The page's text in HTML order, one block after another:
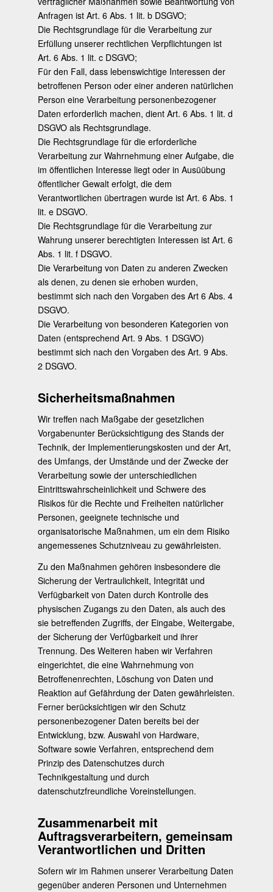
Anfragen ist Art. 6 Abs. 1 lit. b DSGVO;
Die Rechtsgrundlage für die Verarbeitung zur
Erfüllung unserer rechtlichen Verpflichtungen ist
Art. 6 Abs. 1 lit. c DSGVO;
Für den Fall, dass lebenswichtige Interessen der
betroffenen Person oder einer anderen natürlichen
Person eine Verarbeitung personenbezogener
Daten erforderlich machen, dient Art. 6 Abs. 1 lit. d
DSGVO als Rechtsgrundlage.
Die Rechtsgrundlage für die erforderliche
Verarbeitung zur Wahrnehmung einer Aufgabe, die
im öffentlichen Interesse liegt oder in Ausüübung
öffentlicher Gewalt erfolgt, die dem
Verantwortlichen übertragen wurde ist Art. 6 Abs. 1
lit. e DSGVO.
Die Rechtsgrundlage für die Verarbeitung zur
Wahrung unserer berechtigten Interessen ist Art. 6
Abs. 1 lit. f DSGVO.
Die Verarbeitung von Daten zu anderen Zwecken
als denen, zu denen sie erhoben wurden,
bestimmt sich nach den Vorgaben des Art 6 Abs. 4
DSGVO.
Die Verarbeitung von besonderen Kategorien von
Daten (entsprechend Art. 9 Abs. 1 DSGVO)
bestimmt sich nach den Vorgaben des Art. 9 Abs.
2 DSGVO.
Sicherheitsmaßnahmen
Wir treffen nach Maßgabe der gesetzlichen
Vorgabenunter Berücksichtigung des Stands der
Technik, der Implementierungskosten und der Art,
des Umfangs, der Umstände und der Zwecke der
Verarbeitung sowie der unterschiedlichen
Eintrittswahrscheinlichkeit und Schwere des
Risikos für die Rechte und Freiheiten natürlicher
Personen, geeignete technische und
organisatorische Maßnahmen, um ein dem Risiko
angemessenes Schutzniveau zu gewährleisten.
Zu den Maßnahmen gehören insbesondere die
Sicherung der Vertraulichkeit, Integrität und
Verfügbarkeit von Daten durch Kontrolle des
physischen Zugangs zu den Daten, als auch des
sie betreffenden Zugriffs, der Eingabe, Weitergabe,
der Sicherung der Verfügbarkeit und ihrer
Trennung. Des Weiteren haben wir Verfahren
eingerichtet, die eine Wahrnehmung von
Betroffenenrechten, Löschung von Daten und
Reaktion auf Gefährdung der Daten gewährleisten.
Ferner berücksichtigen wir den Schutz
personenbezogener Daten bereits bei der
Entwicklung, bzw. Auswahl von Hardware,
Software sowie Verfahren, entsprechend dem
Prinzip des Datenschutzes durch
Technikgestaltung und durch
datenschutzfreundliche Voreinstellungen.
Zusammenarbeit mit
Auftragsverarbeitern, gemeinsam
Verantwortlichen und Dritten
Sofern wir im Rahmen unserer Verarbeitung Daten
gegenüber anderen Personen und Unternehmen